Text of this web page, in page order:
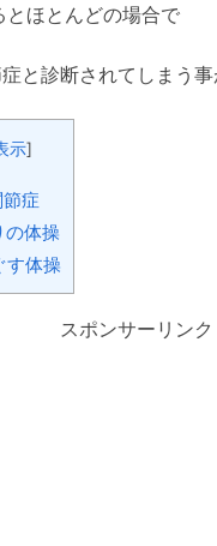
ほとんどの場合で
と診断されてしまう事
示]
症
の体操
す体操
スポンサーリンク